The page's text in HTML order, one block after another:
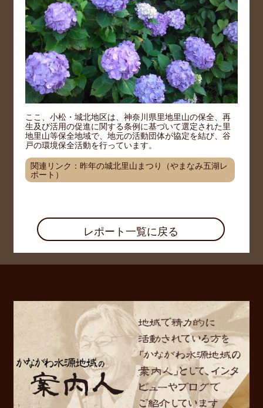
ここ、小松・城北地区は、神奈川県里地里山の保全、再
生及び活用の促進に関する条例に基づいて選定された里
地里山等保全地域で、地元の活動団体が協定を結び、谷
戸の環境保全活動を行っています。
関連リンク： 昨年の城北里山まつり（やまなみ五湖レ
ポート）
レポート一覧に戻る